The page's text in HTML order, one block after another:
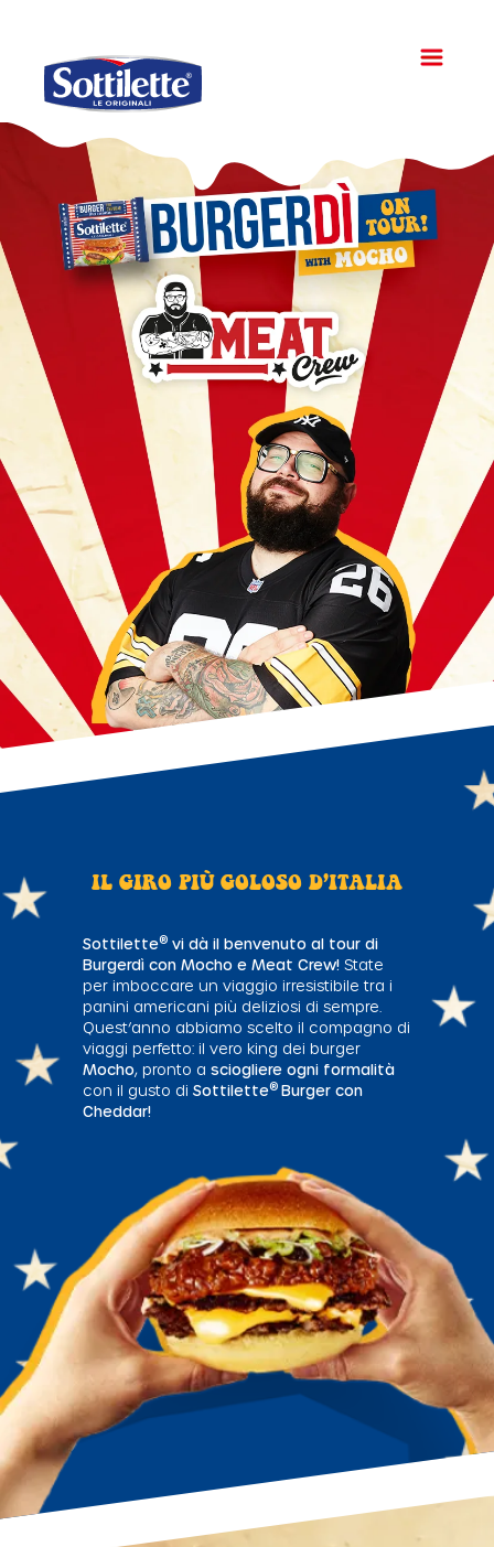
IL GIRO PIÙ GOLOSO D’ITALIA
Sottilette®vi dà il benvenuto al tour di
Burgerdì con Mocho e Meat Crew! State
per imboccare un viaggio irresistibile tra i
panini americani più deliziosi di sempre.
Quest’anno abbiamo scelto il compagno di
viaggi perfetto: il vero king dei burger
Mocho, pronto a sciogliere ogni formalità
con il gusto di Sottilette® Burger con
Cheddar!